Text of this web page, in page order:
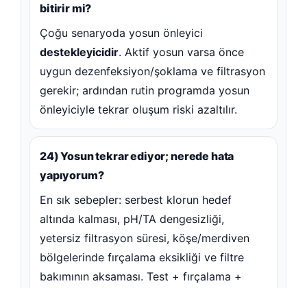
bitirir mi?
Çoğu senaryoda yosun önleyici
destekleyicidir. Aktif yosun varsa önce
uygun dezenfeksiyon/şoklama ve filtrasyon
gerekir; ardından rutin programda yosun
önleyiciyle tekrar oluşum riski azaltılır.
24) Yosun tekrar ediyor; nerede hata
yapıyorum?
En sık sebepler: serbest klorun hedef
altında kalması, pH/TA dengesizliği,
yetersiz filtrasyon süresi, köşe/merdiven
bölgelerinde fırçalama eksikliği ve filtre
bakımının aksaması. Test + fırçalama +